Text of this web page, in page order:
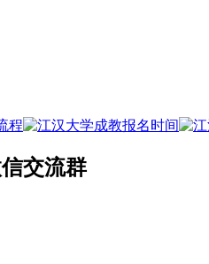
交流群